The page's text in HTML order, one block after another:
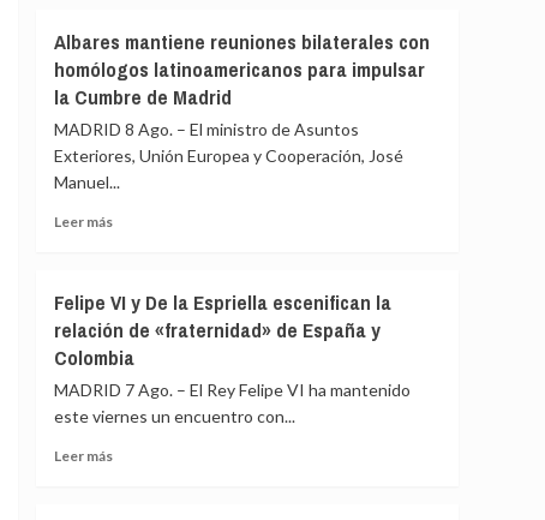
pide
a
Sánchez
y
reunir
al
de
los
«agujeros
de
la
crisis
Ceuta
Albares mantiene reuniones bilaterales con
homólogos latinoamericanos para impulsar
la Cumbre de Madrid
MADRID 8 Ago. – El ministro de Asuntos
Exteriores, Unión Europea y Cooperación, José
Manuel...
Leer másLeer
mantiene
reuniones
bilaterales
homólogos
latinoamericanos
Felipe VI y De la Espriella escenifican la
relación de «fraternidad» de España y
Colombia
MADRID 7 Ago. – El Rey Felipe VI ha mantenido
este viernes un encuentro con...
Leer másLeer